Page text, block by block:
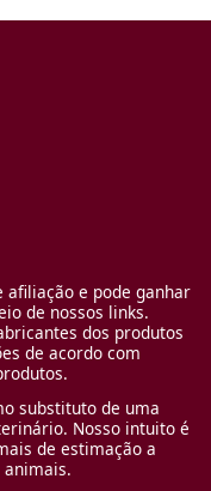
afiliação e pode ganhar
de nossos links.
dos produtos
de acordo com
substituto de uma
Nosso intuito é
de estimação a